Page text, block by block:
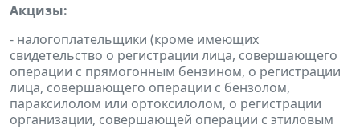
Акцизы:
- налогоплательщики (кроме имеющих
свидетельство о регистрации лица, совершающего
операции с прямогонным бензином, о регистрации
лица, совершающего операции с бензолом,
параксилолом или ортоксилолом, о регистрации
организации, совершающей операции с этиловым